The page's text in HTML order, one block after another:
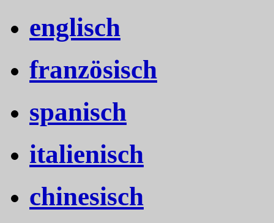
englisch
französisch
spanisch
italienisch
chinesisch